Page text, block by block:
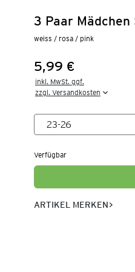
3 Paar
weiss / rosa / pink
Preis:
5,99 €
inkl. MwSt. ggf.
zzgl. Versandkosten
Verfügbar
ARTIKEL MERKEN